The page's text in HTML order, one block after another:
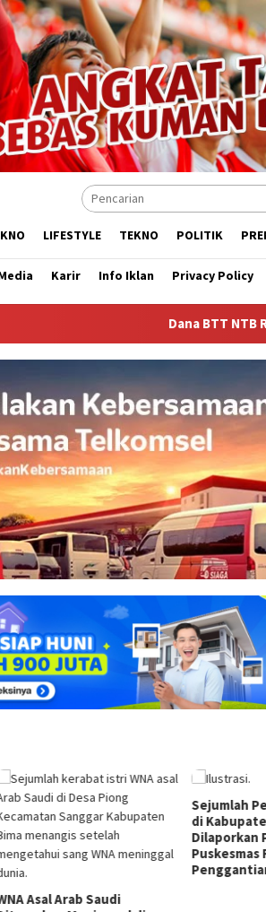
LIFESTYLE TEKNO POLITIK
Karir Info Iklan Privacy Policy
Dana BTT NTB Rp484 Miliar tak
Pekerja Dapur MBG
Kabupaten Bima
Positif Hepatitis,
Rekomendasikan
Petugas
Jelang HUT
Pemuda
Elemen
Persatuan